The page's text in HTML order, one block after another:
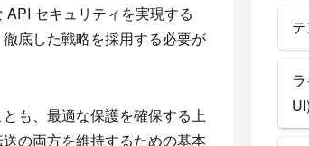
セキュリティを実現する
底した戦略を採用する必要が
も、最適な保護を確保する上
の両方を維持するための基本
UI)